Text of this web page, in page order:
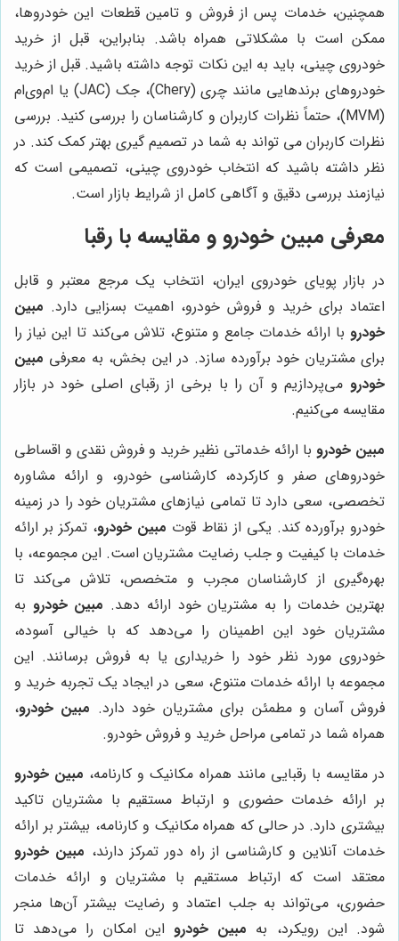
همچنین، خدمات پس از فروش و تامین قطعات این خودروها،
ممکن است با مشکلاتی همراه باشد. بنابراین، قبل از خرید
خودروی چینی، باید به این نکات توجه داشته باشید. قبل از خرید
خودروهای برندهایی مانند چری (Chery)، جک (JAC) یا ام‌وی‌ام
(MVM)، حتماً نظرات کاربران و کارشناسان را بررسی کنید. بررسی
نظرات کاربران می تواند به شما در تصمیم گیری بهتر کمک کند. در
نظر داشته باشید که انتخاب خودروی چینی، تصمیمی است که
نیازمند بررسی دقیق و آگاهی کامل از شرایط بازار است.
معرفی مبین خودرو و مقایسه با رقبا
در بازار پویای خودروی ایران، انتخاب یک مرجع معتبر و قابل
اعتماد برای خرید و فروش خودرو، اهمیت بسزایی دارد. مبین
خودرو با ارائه خدمات جامع و متنوع، تلاش می‌کند تا این نیاز را
برای مشتریان خود برآورده سازد. در این بخش، به معرفی مبین
خودرو می‌پردازیم و آن را با برخی از رقبای اصلی خود در بازار
مقایسه می‌کنیم.
مبین خودرو با ارائه خدماتی نظیر خرید و فروش نقدی و اقساطی
خودروهای صفر و کارکرده، کارشناسی خودرو، و ارائه مشاوره
تخصصی، سعی دارد تا تمامی نیازهای مشتریان خود را در زمینه
خودرو برآورده کند. یکی از نقاط قوت مبین خودرو، تمرکز بر ارائه
خدمات با کیفیت و جلب رضایت مشتریان است. این مجموعه، با
بهره‌گیری از کارشناسان مجرب و متخصص، تلاش می‌کند تا
بهترین خدمات را به مشتریان خود ارائه دهد. مبین خودرو به
مشتریان خود این اطمینان را می‌دهد که با خیالی آسوده،
خودروی مورد نظر خود را خریداری یا به فروش برسانند. این
مجموعه با ارائه خدمات متنوع، سعی در ایجاد یک تجربه خرید و
فروش آسان و مطمئن برای مشتریان خود دارد. مبین خودرو،
همراه شما در تمامی مراحل خرید و فروش خودرو.
در مقایسه با رقبایی مانند همراه مکانیک و کارنامه، مبین خودرو
بر ارائه خدمات حضوری و ارتباط مستقیم با مشتریان تاکید
بیشتری دارد. در حالی که همراه مکانیک و کارنامه، بیشتر بر ارائه
خدمات آنلاین و کارشناسی از راه دور تمرکز دارند، مبین خودرو
معتقد است که ارتباط مستقیم با مشتریان و ارائه خدمات
حضوری، می‌تواند به جلب اعتماد و رضایت بیشتر آن‌ها منجر
شود. این رویکرد، به مبین خودرو این امکان را می‌دهد تا